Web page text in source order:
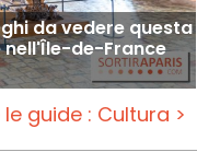
da vedere questa
nell'Île-de-France
guide : Cultura >